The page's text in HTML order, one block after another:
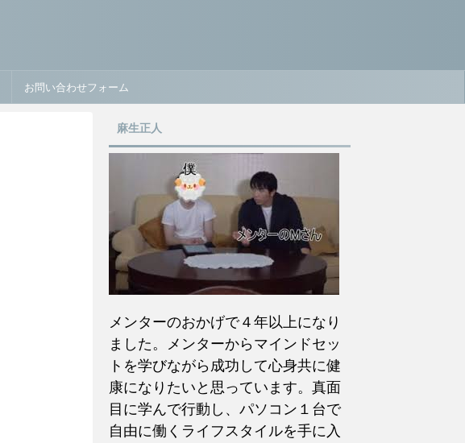
お問い合わせフォーム
麻生正人
メンターのおかげで４年以上になり
ました。メンターからマインドセッ
トを学びながら成功して心身共に健
康になりたいと思っています。真面
目に学んで行動し、パソコン１台で
自由に働くライフスタイルを手に入